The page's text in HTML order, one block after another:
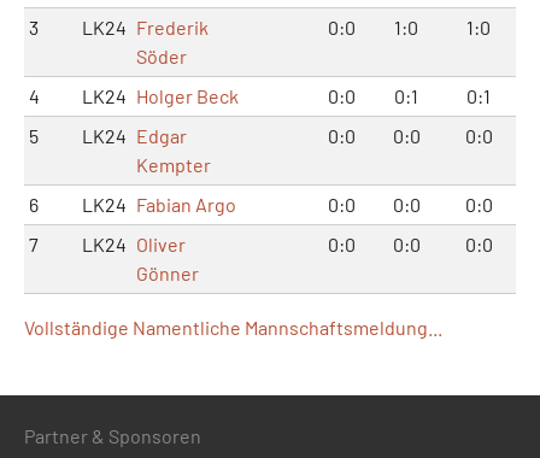
3 LK24 Frederik
Söder
0:0 1:0 1:0
4 LK24 Holger Beck 0:0 0:1
0:1
5
LK24 Edgar
Kempter
0:0 0:0 0:0
6 LK24 Fabian Argo 0:0 0:0
0:0
7
LK24 Oliver
Gönner
0:0 0:0 0:0
Vollständige Namentliche Mannschaftsmeldung...
Partner & Sponsoren